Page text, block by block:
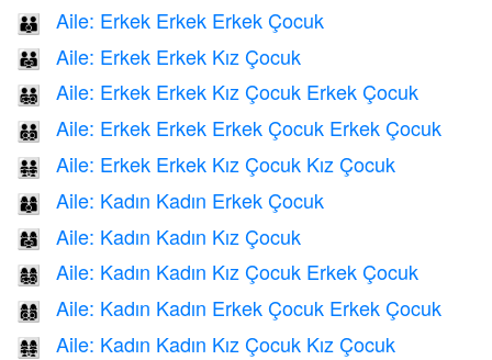
👨‍👨‍👦 Aile: Erkek Erkek Erkek Çocuk
👨‍👨‍👧 Aile: Erkek Erkek Kız Çocuk
👨‍👨‍👧‍👦 Aile: Erkek Erkek Kız Çocuk Erkek Çocuk
👨‍👨‍👦‍👦 Aile: Erkek Erkek Erkek Çocuk Erkek Çocuk
👨‍👨‍👧‍👧 Aile: Erkek Erkek Kız Çocuk Kız Çocuk
👩‍👩‍👦 Aile: Kadın Kadın Erkek Çocuk
👩‍👩‍👧 Aile: Kadın Kadın Kız Çocuk
👩‍👩‍👧‍👦 Aile: Kadın Kadın Kız Çocuk Erkek Çocuk
👩‍👩‍👦‍👦 Aile: Kadın Kadın Erkek Çocuk Erkek Çocuk
👩‍👩‍👧‍👧 Aile: Kadın Kadın Kız Çocuk Kız Çocuk